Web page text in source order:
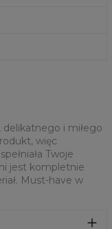
i miłego
więc
Twoje
jest kompletnie
Must-have w